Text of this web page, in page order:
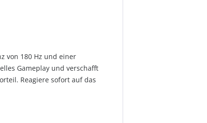
von 180 Hz und einer
Gameplay und verschafft
Reagiere sofort auf das